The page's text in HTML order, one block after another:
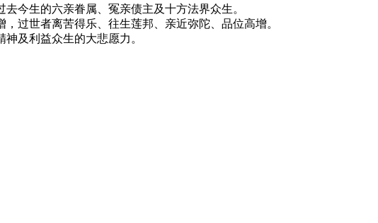
今生的六亲眷属、冤亲债主及十方法界众生。
过世者离苦得乐、往生莲邦、亲近弥陀、品位高增。
及利益众生的大悲愿力。